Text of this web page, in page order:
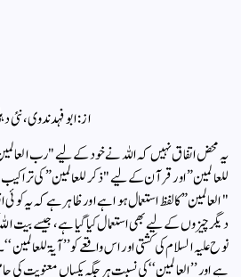
از: ابوفہد ندوی، نئی
یہ محض اتفاق نہیں کہ اللہ نے خود کے لیے "رب
للعالمین” اور قرآن کے لیے "ذکر للعالمین” کی تراکیب
"العالمین” کا لفظ استعمال ہوا ہے اور ظاہر ہے کہ یہ کوئی
دیگر چیزوں کے لیے بھی استعمال کیا گیا ہے، جیسے بیت
نوح علیہ السلام کی کشتی اور اس واقعے کو ’’آیۃ
ہے اور ’’العالمین‘‘ کی نسبت ہر جگہ یکساں معنویت